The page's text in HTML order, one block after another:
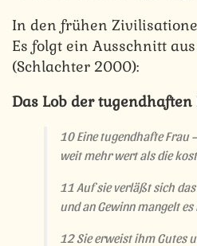
In den frühen
Es folgt ein Ausschnitt
(Schlachter 2000):
Das Lob der tugendhaften
10 Eine tugendhafte Frau
weit mehr wert als die
11 Auf sie verläßt sich das
und an Gewinn mangelt
12 Sie erweist ihm Gutes